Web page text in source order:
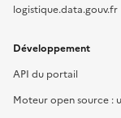
logistique.data.gouv.fr
Développement
API du portail
Moteur open source :